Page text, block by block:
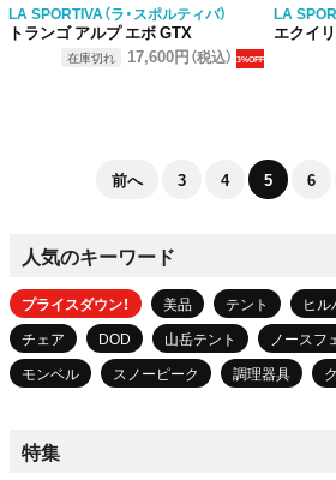
LA SPORTIVA（ラ・スポルティバ）
トランゴ アルプ エボ GTX
在庫切れ 17,600円（税込） 3%OFF
LA
エクイ
前へ 3 4 5 6
人気のキーワード
プライスダウン！ 美品 テント ヒ
チェア
DOD 山岳テント ノースフ
モンベル
スノーピーク 調理器具
特集